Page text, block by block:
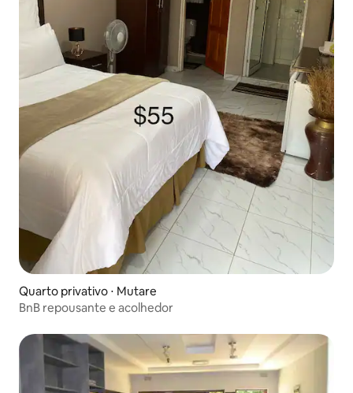
Quarto privativo ⋅ Mutare
BnB repousante e acolhedor